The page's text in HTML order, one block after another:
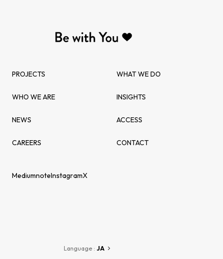
PROJECTS WHAT WE DO
WHO WE ARE INSIGHTS
NEWS ACCESS
CAREERS CONTACT
MediumnoteInstagramX
Language : JA